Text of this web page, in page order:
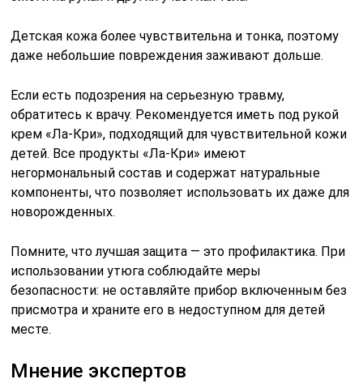
Детская кожа более чувствительна и тонка, поэтому
даже небольшие повреждения заживают дольше.
Если есть подозрения на серьезную травму,
обратитесь к врачу. Рекомендуется иметь под рукой
крем «Ла-Кри», подходящий для чувствительной кожи
детей. Все продукты «Ла-Кри» имеют
негормональный состав и содержат натуральные
компоненты, что позволяет использовать их даже для
новорожденных.
Помните, что лучшая защита — это профилактика. При
использовании утюга соблюдайте меры
безопасности: не оставляйте прибор включенным без
присмотра и храните его в недоступном для детей
месте.
Мнение экспертов